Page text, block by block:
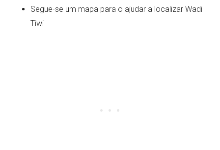
Segue-se um mapa para o ajudar a localizar Wadi
Tiwi